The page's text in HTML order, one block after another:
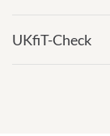
UKfiT-Check